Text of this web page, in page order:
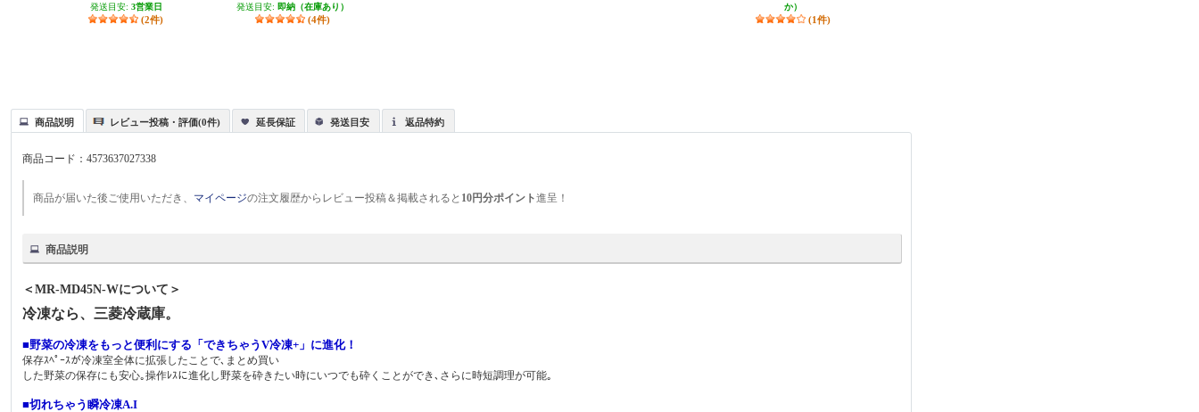
発送目安: 3営業日
(2件)
発送目安: 即納（在庫あり）
(4件)
か）
(1件)
商品説明 レビュー投稿・評価(0件) 延長保証 発送目安 返品特約
商品コード：4573637027338
商品が届いた後ご使用いただき、 マイページの注文履歴からレビュー投稿＆掲載されると 10円分ポイント進呈！
商品説明
＜MR-MD45N-Wについて＞
冷凍なら、三菱冷蔵庫。
■野菜の冷凍をもっと便利にする「できちゃうV冷凍+」に進化！
保存ｽﾍﾟｰｽが冷凍室全体に拡張したことで､まとめ買い
した野菜の保存にも安心｡操作ﾚｽに進化し野菜を砕きたい時にいつでも砕くことができ､さらに時短調理が可能｡
■切れちゃう瞬冷凍A.I